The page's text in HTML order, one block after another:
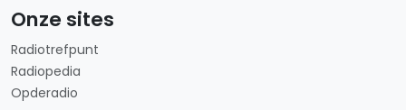
Onze sites
Radiotrefpunt
Radiopedia
Opderadio